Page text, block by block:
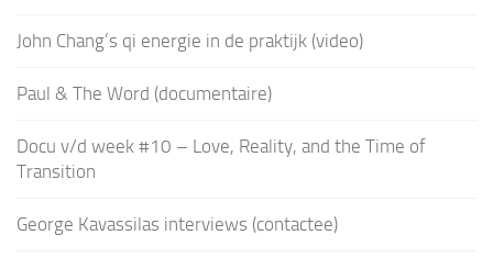
John Chang’s qi energie in de praktijk (video)
Paul & The Word (documentaire)
Docu v/d week #10 – Love, Reality, and the Time of
Transition
George Kavassilas interviews (contactee)